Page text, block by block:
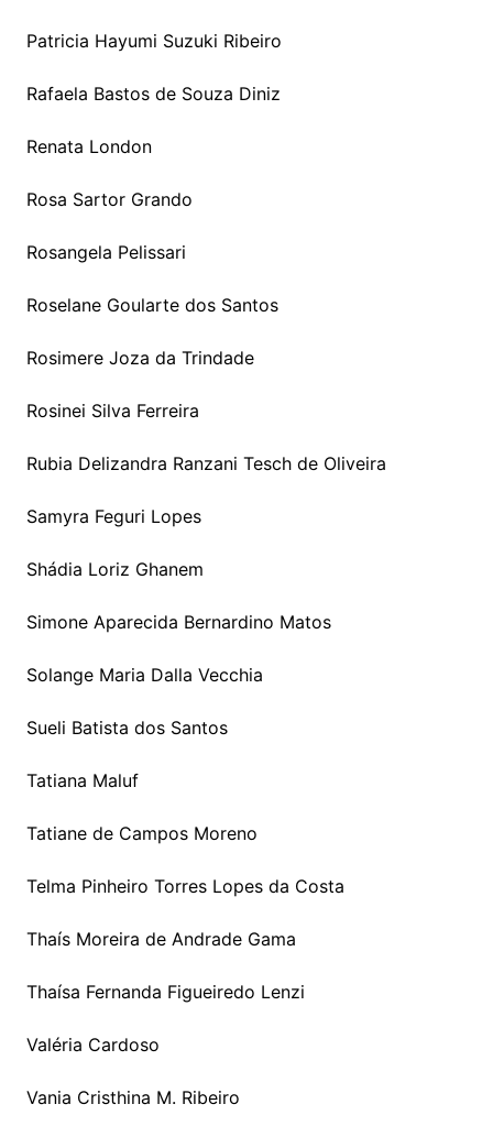
Patricia Hayumi Suzuki Ribeiro
Rafaela Bastos de Souza Diniz
Renata London
Rosa Sartor Grando
Rosangela Pelissari
Roselane Goularte dos Santos
Rosimere Joza da Trindade
Rosinei Silva Ferreira
Rubia Delizandra Ranzani Tesch de Oliveira
Samyra Feguri Lopes
Shádia Loriz Ghanem
Simone Aparecida Bernardino Matos
Solange Maria Dalla Vecchia
Sueli Batista dos Santos
Tatiana Maluf
Tatiane de Campos Moreno
Telma Pinheiro Torres Lopes da Costa
Thaís Moreira de Andrade Gama
Thaísa Fernanda Figueiredo Lenzi
Valéria Cardoso
Vania Cristhina M. Ribeiro